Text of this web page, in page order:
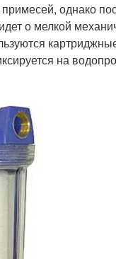
однако
о мелкой
на